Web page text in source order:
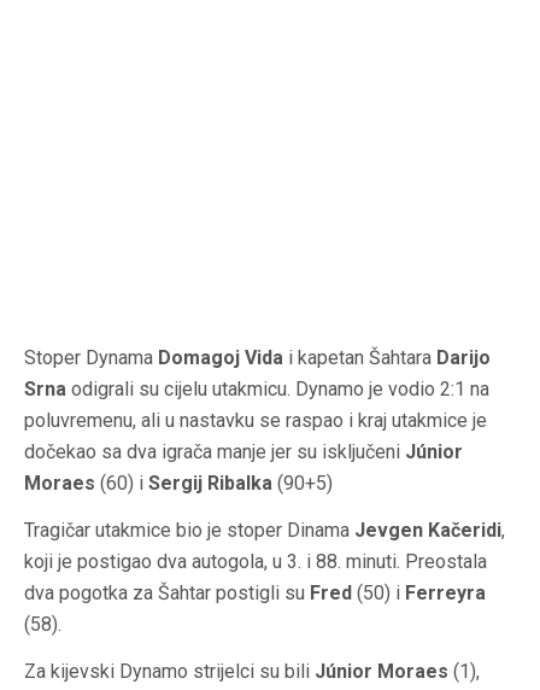
Stoper Dynama Domagoj Vida i kapetan Šahtara Darijo
Srna odigrali su cijelu utakmicu. Dynamo je vodio 2:1 na
poluvremenu, ali u nastavku se raspao i kraj utakmice je
dočekao sa dva igrača manje jer su isključeni Júnior
Moraes (60) i Sergij Ribalka (90+5)
Tragičar utakmice bio je stoper Dinama Jevgen Kačeridi,
koji je postigao dva autogola, u 3. i 88. minuti. Preostala
dva pogotka za Šahtar postigli su Fred (50) i Ferreyra
(58).
Za kijevski Dynamo strijelci su bili Júnior Moraes (1),